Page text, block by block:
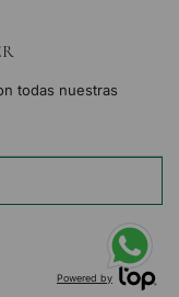
todas nuestras
Powered by